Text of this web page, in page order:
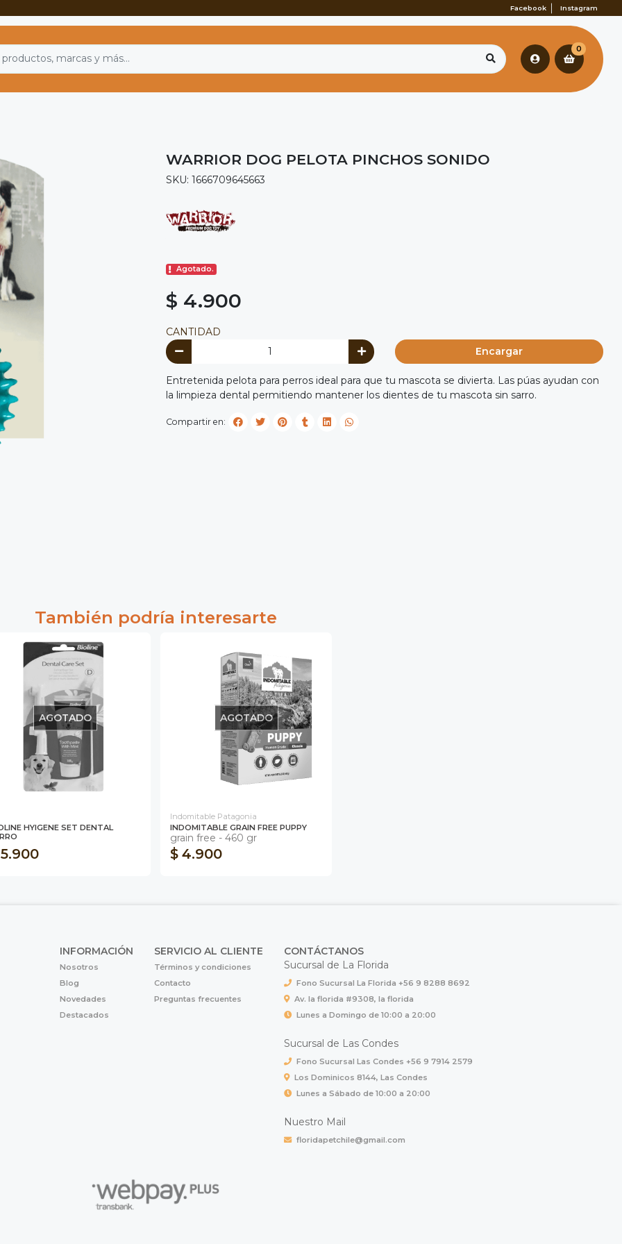
Facebook Instagram
0
WARRIOR DOG PELOTA PINCHOS SONIDO
SKU: 1666709645663
Agotado.
$ 4.900
CANTIDAD
Encargar
Entretenida pelota para perros ideal para que tu mascota se divierta. Las púas ayudan con
la limpieza dental permitiendo mantener los dientes de tu mascota sin sarro.
Compartir en:
También podría interesarte
AGOTADO
HYIGENE SET DENTAL
AGOTADO
Indomitable Patagonia
INDOMITABLE GRAIN FREE PUPPY
grain free - 460 gr
$ 4.900
INFORMACIÓN
Nosotros
Blog
Novedades
Destacados
SERVICIO AL CLIENTE
Términos y condiciones
Contacto
Preguntas frecuentes
CONTÁCTANOS
Sucursal de La Florida
Fono Sucursal La Florida +56 9 8288 8692
Av. la florida #9308, la florida
Lunes a Domingo de 10:00 a 20:00
Sucursal de Las Condes
Fono Sucursal Las Condes +56 9 7914 2579
Los Dominicos 8144, Las Condes
Lunes a Sábado de 10:00 a 20:00
Nuestro Mail
floridapetchile@gmail.com